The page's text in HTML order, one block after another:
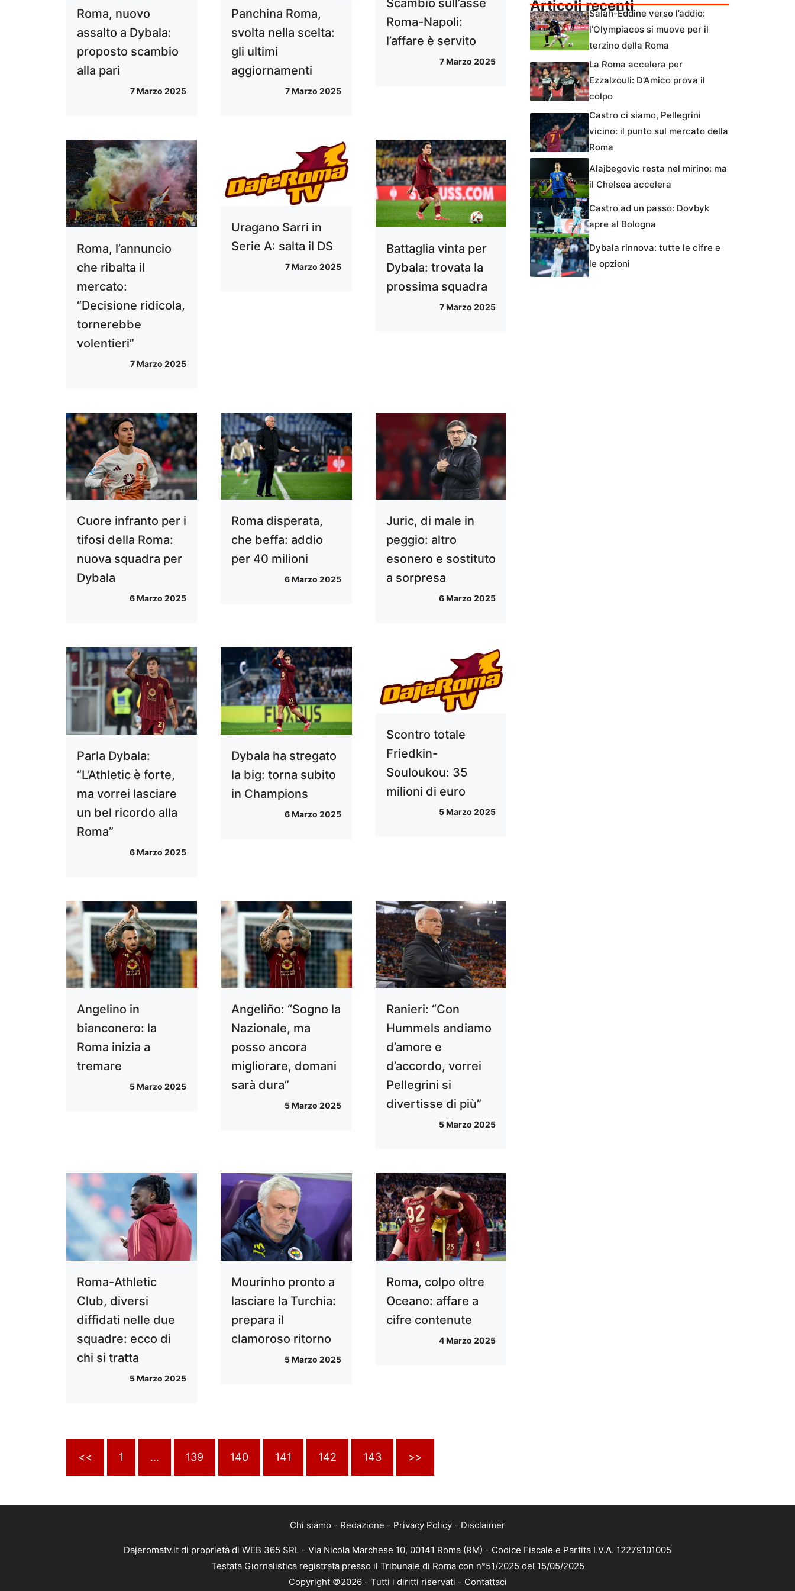
Roma, nuovo
assalto a Dybala:
proposto scambio
alla pari
7 Marzo 2025
Panchina Roma,
svolta nella scelta:
gli ultimi
aggiornamenti
7 Marzo 2025
Roma-Napoli:
l’affare è servito
7 Marzo 2025
Roma, l’annuncio
che ribalta il
mercato:
“Decisione ridicola,
tornerebbe
volentieri”
7 Marzo 2025
Uragano Sarri in
Serie A: salta il DS
7 Marzo 2025
Battaglia vinta per
Dybala: trovata la
prossima squadra
7 Marzo 2025
Cuore infranto per i
tifosi della Roma:
nuova squadra per
Dybala
6 Marzo 2025
Roma disperata,
che beffa: addio
per 40 milioni
6 Marzo 2025
Juric, di male in
peggio: altro
esonero e sostituto
a sorpresa
6 Marzo 2025
Parla Dybala:
“L’Athletic è forte,
ma vorrei lasciare
un bel ricordo alla
Roma”
6 Marzo 2025
Dybala ha stregato
la big: torna subito
in Champions
6 Marzo 2025
Scontro totale
Friedkin-
Souloukou: 35
milioni di euro
5 Marzo 2025
Angelino in
bianconero: la
Roma inizia a
tremare
5 Marzo 2025
Angeliño: “Sogno la
Nazionale, ma
posso ancora
migliorare, domani
sarà dura”
5 Marzo 2025
Ranieri: “Con
Hummels andiamo
d’amore e
d’accordo, vorrei
Pellegrini si
divertisse di più”
5 Marzo 2025
Roma-Athletic
Club, diversi
diffidati nelle due
squadre: ecco di
chi si tratta
5 Marzo 2025
Mourinho pronto a
lasciare la Turchia:
prepara il
clamoroso ritorno
5 Marzo 2025
Roma, colpo oltre
Oceano: affare a
cifre contenute
4 Marzo 2025
<< 1 … 139 140 141 142 143 >>
Articoli recentiSalah-Eddine verso l’addio:
l’Olympiacos si muove per il
terzino della Roma
La Roma accelera per
Ezzalzouli: D’Amico prova il
colpo
Castro ci siamo, Pellegrini
vicino: il punto sul mercato della
Roma
Alajbegovic resta nel mirino: ma
il Chelsea accelera
Castro ad un passo: Dovbyk
apre al Bologna
Dybala rinnova: tutte le cifre e
le opzioni
Chi siamo - Redazione - Privacy Policy - Disclaimer
Dajeromatv.it di proprietà di WEB 365 SRL - Via Nicola Marchese 10, 00141 Roma (RM) - Codice Fiscale e Partita I.V.A. 12279101005
Testata Giornalistica registrata presso il Tribunale di Roma con n°51/2025 del 15/05/2025
Copyright ©2026 - Tutti i diritti riservati - Contattaci